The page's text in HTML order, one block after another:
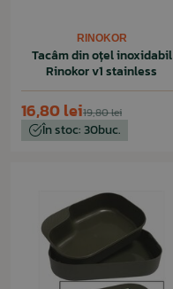
RINOKOR
Tacâm din oțel inoxidabil
Rinokor v1 stainless
19,80 lei
16,80 lei
În stoc: 30buc.